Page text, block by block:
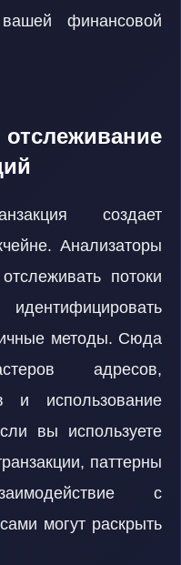
финансовой
создает
Анализаторы
потоки
методы. Сюда
адресов,
и использование
вы используете
паттерны
с
могут раскрыть